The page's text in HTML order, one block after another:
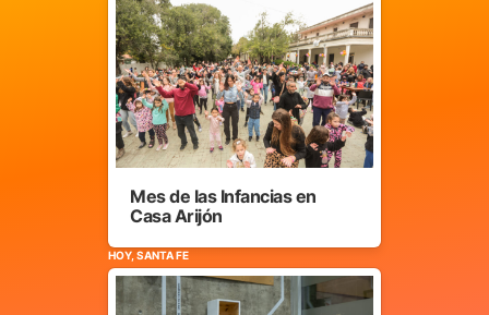
Mes de las Infancias en
Casa Arijón
HOY, SANTA FE